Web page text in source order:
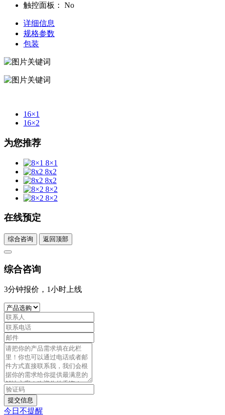
触控面板：
No
详细信息
规格参数
包装
16×1
16×2
为您推荐
8×1
8x2
8x2
8×2
8×2
在线预定
综合咨询 返回顶部
综合咨询
3分钟报价，1小时上线
提交信息
今日不提醒